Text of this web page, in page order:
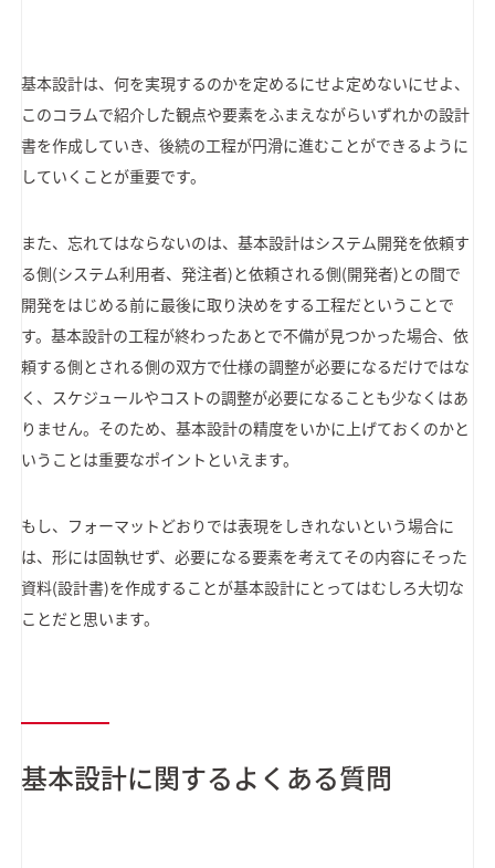
基本設計は、何を実現するのかを定めるにせよ定めないにせよ、
このコラムで紹介した観点や要素をふまえながらいずれかの設計
書を作成していき、後続の工程が円滑に進むことができるように
していくことが重要です。
また、忘れてはならないのは、基本設計はシステム開発を依頼す
る側(システム利用者、発注者)と依頼される側(開発者)との間で
開発をはじめる前に最後に取り決めをする工程だということで
す。基本設計の工程が終わったあとで不備が見つかった場合、依
頼する側とされる側の双方で仕様の調整が必要になるだけではな
く、スケジュールやコストの調整が必要になることも少なくはあ
りません。そのため、基本設計の精度をいかに上げておくのかと
いうことは重要なポイントといえます。
もし、フォーマットどおりでは表現をしきれないという場合に
は、形には固執せず、必要になる要素を考えてその内容にそった
資料(設計書)を作成することが基本設計にとってはむしろ大切な
ことだと思います。
基本設計に関するよくある質問